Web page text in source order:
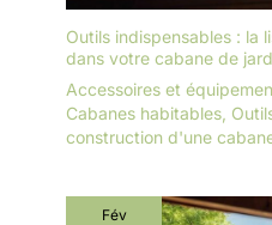
Outils indispensables : la
dans votre cabane de
Accessoires et
Cabanes habitables
construction d'une
Fév